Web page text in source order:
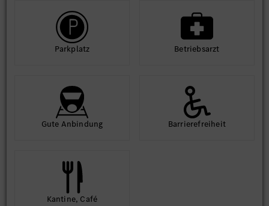
Park­platz Betriebs­arzt
Gute An­bindung Barriere­frei­heit
Kantine, Café